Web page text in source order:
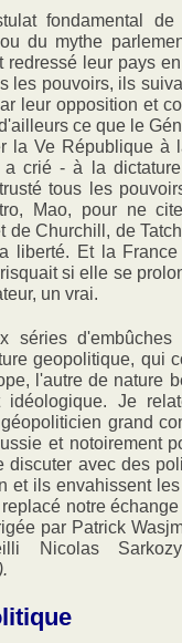
fondamental
du mythe
redressé leur pays
les pouvoirs, ils
leur opposition et
ce que le
la Ve République à
a crié - à la
tous les
Mao, pour ne
de Churchill, de
liberté. Et la
si elle se
un vrai.
d'embûches
geopolitique, qui
l'autre de nature
Je
grand
et notoirement
discuter avec des
et ils envahissent
notre
par Patrick
Nicolas
).